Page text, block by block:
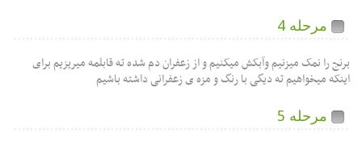
مرحله 4
برنج را نمک میزنیم وآبکش میکنیم و از زعفران دم شده ته قابلمه میریزیم برای
اینکه میخواهیم ته دیگی با رنگ و مزه ی زعفرانی داشته باشیم
مرحله 5